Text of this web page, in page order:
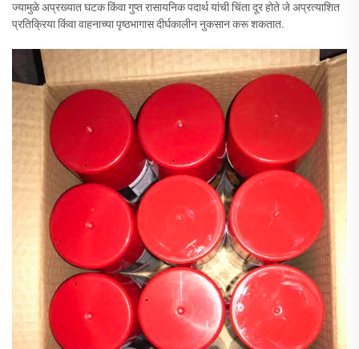
ज्यामुळे अप्रख्यात घटक किंवा गुप्त रासायनिक पदार्थ यांची चिंता दूर होते जे अप्रत्याशित
प्रतिक्रिया किंवा वाहनाच्या पृष्ठभागास दीर्घकालीन नुकसान करू शकतात.